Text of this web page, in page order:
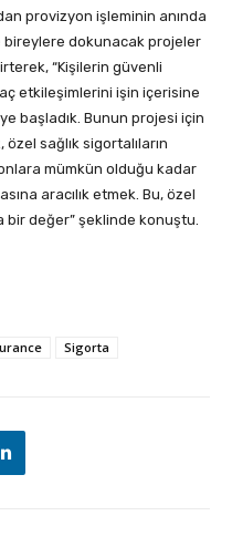
provizyon işleminin anında
bireylere dokunacak projeler
“Kişilerin güvenli
etkileşimlerini işin içerisine
başladık. Bunun projesi için
özel sağlık sigortalıların
mümkün olduğu kadar
aracılık etmek. Bu, özel
bir değer” şeklinde konuştu.
Sigorta